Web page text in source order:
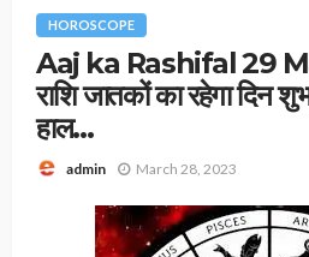
HOROSCOPE
Aaj ka Rashifal 29
राशि जातकों का रहेगा दिन
हाल…
admin March 28, 2023